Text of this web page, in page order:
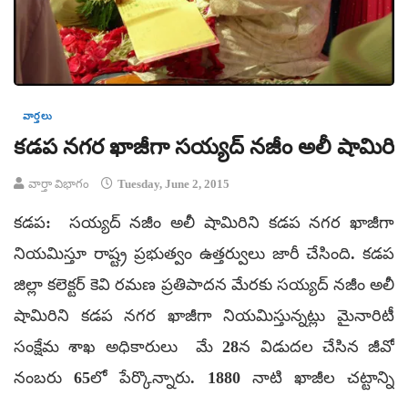
వార్తలు
కడప నగర ఖాజీగా సయ్యద్ నజీం అలీ షామిరి
వార్తా విభాగం Tuesday, June 2, 2015
కడప: సయ్యద్ నజీం అలీ షామిరిని కడప నగర ఖాజీగా
నియమిస్తూ రాష్ట్ర ప్రభుత్వం ఉత్తర్వులు జారీ చేసింది. కడప
జిల్లా కలెక్టర్ కెవి రమణ ప్రతిపాదన మేరకు సయ్యద్ నజీం అలీ
షామిరిని కడప నగర ఖాజీగా నియమిస్తున్నట్లు మైనారిటీ
సంక్షేమ శాఖ అధికారులు మే 28న విడుదల చేసిన జీవో
నంబరు 65లో పేర్కొన్నారు. 1880 నాటి ఖాజీల చట్టాన్ని